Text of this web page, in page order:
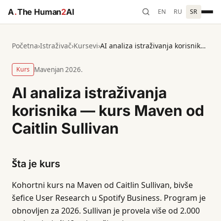
A.The Human2AI EN RU SR
Početna›Istraživač›Kursevi› AI analiza istraživanja korisnika — kurs Maven od Caitlin Sullivan
Kurs Mavenjan 2026.
AI analiza istraživanja
korisnika — kurs Maven od
Caitlin Sullivan
Šta je kurs
Kohortni kurs na Maven od Caitlin Sullivan, bivše
šefice User Research u Spotify Business. Program je
obnovljen za 2026. Sullivan je provela više od 2.000